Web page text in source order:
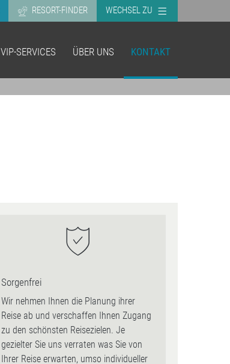
RESORT-FINDER WECHSEL ZU
VIP-SERVICES ÜBER UNS KONTAKT
Sorgenfrei
Wir nehmen Ihnen die Planung ihrer
Reise ab und verschaffen Ihnen Zugang
zu den schönsten Reisezielen. Je
gezielter Sie uns verraten was Sie von
Ihrer Reise erwarten, umso individueller